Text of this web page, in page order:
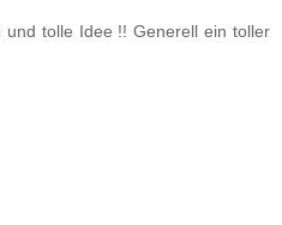
und tolle Idee !! Generell ein toller